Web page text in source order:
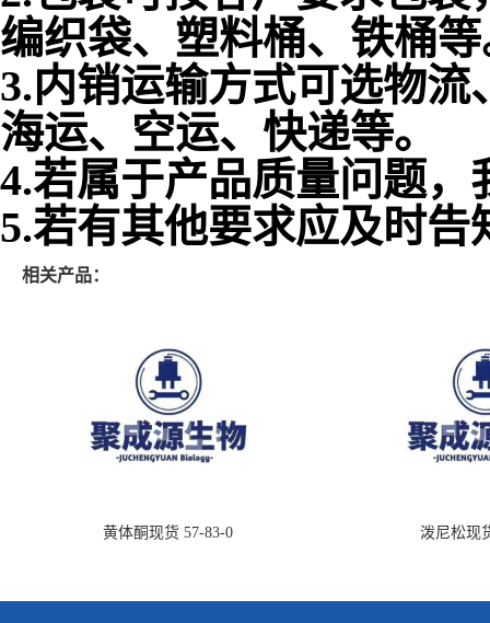
编织袋、塑料桶、铁桶
3.内销运输方式可选物
海运、空运、快递等。
4.若属于产品质量问题
5.若有其他要求应及时
相关产品：
黄体酮现货 57-83-0 泼尼松现